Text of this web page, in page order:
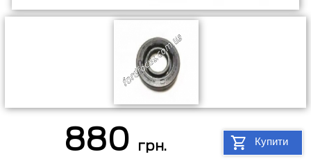
880 грн. Купити